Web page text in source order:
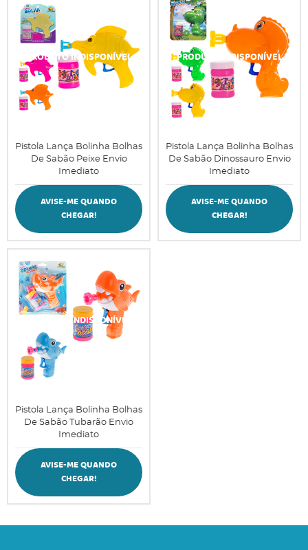
Pistola Lança Bolinha Bolhas
De Sabão Peixe Envio
Imediato
AVISE-ME QUANDO
CHEGAR!
Pistola Lança Bolinha Bolhas
De Sabão Dinossauro Envio
Imediato
AVISE-ME QUANDO
CHEGAR!
Pistola Lança Bolinha Bolhas
De Sabão Tubarão Envio
Imediato
AVISE-ME QUANDO
CHEGAR!